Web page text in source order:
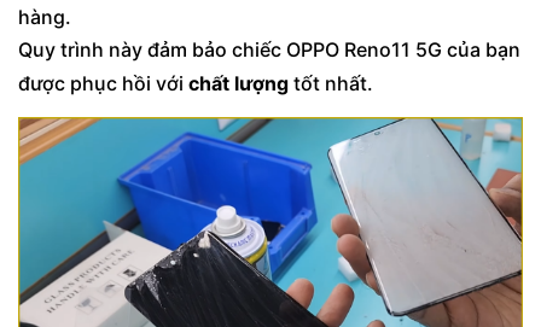
hàng.
Quy trình này đảm bảo chiếc OPPO Reno11 5G của bạn
được phục hồi với chất lượng tốt nhất.